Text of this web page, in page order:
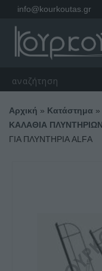
info@kourkoutas.gr
Αρχική » Κατάστημα »
ΚΑΛΑΘΙΑ ΠΛΥΝΤΗΡΙΩΝ
ΓΙΑ ΠΛΥΝΤΗΡΙΑ ALFΑ